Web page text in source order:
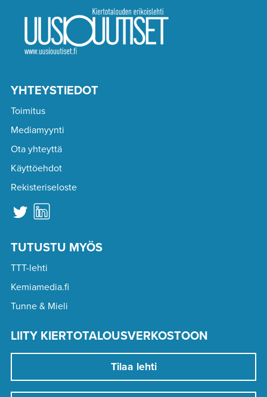
YHTEYSTIEDOT
Toimitus
Mediamyynti
Ota yhteyttä
Käyttöehdot
Rekisteriseloste
TUTUSTU MYÖS
TTT-lehti
Kemiamedia.fi
Tunne & Mieli
LIITY KIERTOTALOUSVERKOSTOON
Tilaa lehti